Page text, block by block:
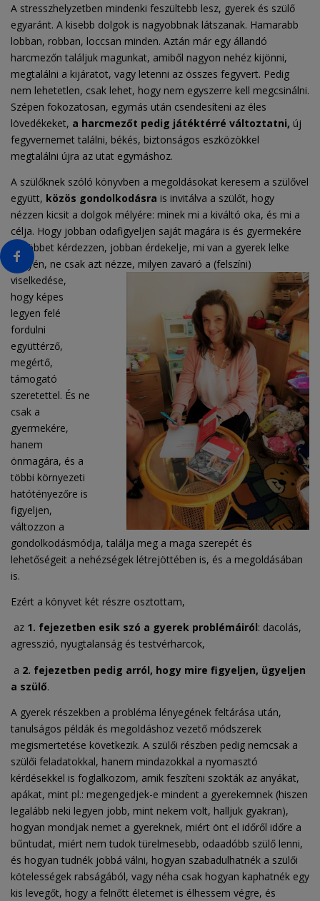
A stresszhelyzetben mindenki feszültebb lesz, gyerek és szülő
egyaránt. A kisebb dolgok is nagyobbnak látszanak. Hamarabb
lobban, robban, loccsan minden. Aztán már egy állandó
harcmezőn találjuk magunkat, amiből nagyon nehéz kijönni,
megtalálni a kijáratot, vagy letenni az összes fegyvert. Pedig
nem lehetetlen, csak lehet, hogy nem egyszerre kell megcsinálni.
Szépen fokozatosan, egymás után csendesíteni az éles
lövedékeket, a harcmezőt pedig játéktérré változtatni, új
fegyvernemet találni, békés, biztonságos eszközökkel
megtalálni újra az utat egymáshoz.
A szülőknek szóló könyvben a megoldásokat keresem a szülővel
együtt, közös gondolkodásra is invitálva a szülőt, hogy
nézzen kicsit a dolgok mélyére: minek mi a kiváltó oka, és mi a
célja. Hogy jobban odafigyeljen saját magára is és gyermekére
is, többet kérdezzen, jobban érdekelje, mi van a gyerek lelke
mélyén, ne csak azt nézze, milyen zavaró a (felszíni)
viselkedése,
hogy képes
legyen felé
fordulni
együttérző,
megértő,
támogató
szeretettel. És ne
csak a
gyermekére,
hanem
önmagára, és a
többi környezeti
hatótényezőre is
figyeljen,
változzon a
gondolkodásmódja, találja meg a maga szerepét és
lehetőségeit a nehézségek létrejöttében is, és a megoldásában
is.
Ezért a könyvet két részre osztottam,
az 1. fejezetben esik szó a gyerek problémáiról: dacolás,
agresszió, nyugtalanság és testvérharcok,
a 2. fejezetben pedig arról, hogy mire figyeljen, ügyeljen
a szülő.
A gyerek részekben a probléma lényegének feltárása után,
tanulságos példák és megoldáshoz vezető módszerek
megismertetése következik. A szülői részben pedig nemcsak a
szülői feladatokkal, hanem mindazokkal a nyomasztó
kérdésekkel is foglalkozom, amik feszíteni szokták az anyákat,
apákat, mint pl.: megengedjek-e mindent a gyerekemnek (hiszen
legalább neki legyen jobb, mint nekem volt, halljuk gyakran),
hogyan mondjak nemet a gyereknek, miért önt el időről időre a
bűntudat, miért nem tudok türelmesebb, odaadóbb szülő lenni,
és hogyan tudnék jobbá válni, hogyan szabadulhatnék a szülői
kötelességek rabságából, vagy néha csak hogyan kaphatnék egy
kis levegőt, hogy a felnőtt életemet is élhessem végre, és